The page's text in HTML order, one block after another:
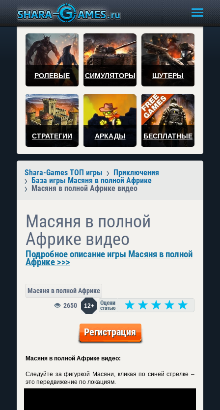
РОЛЕВЫЕ СИМУЛЯТОРЫ ШУТЕРЫ
СТРАТЕГИИ АРКАДЫ БЕСПЛАТНЫЕ
Shara-Games ТОП игры
Приключения
База игры Масяня в полной Африке
Масяня в полной Африке видео
Масяня в полной
Африке видео
Подробное описание игры Масяня в полной
Африке >>>
Масяня в полной Африке
12+
2650
Регистрация
Масяня в полной Африке видео:
Следуйте за фигуркой Масяни, кликая по синей стрелке –
это передвижение по локациям.